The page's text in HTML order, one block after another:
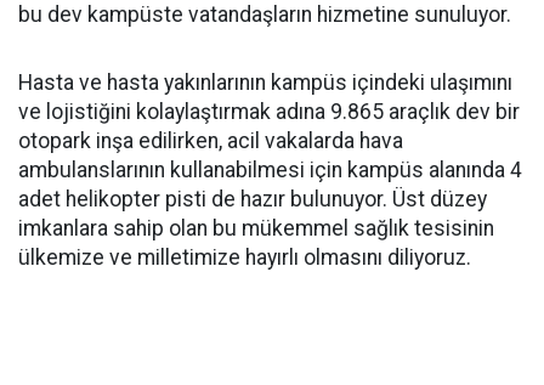
bu dev kampüste vatandaşların hizmetine sunuluyor.
Hasta ve hasta yakınlarının kampüs içindeki ulaşımını
ve lojistiğini kolaylaştırmak adına 9.865 araçlık dev bir
otopark inşa edilirken, acil vakalarda hava
ambulanslarının kullanabilmesi için kampüs alanında 4
adet helikopter pisti de hazır bulunuyor. Üst düzey
imkanlara sahip olan bu mükemmel sağlık tesisinin
ülkemize ve milletimize hayırlı olmasını diliyoruz.